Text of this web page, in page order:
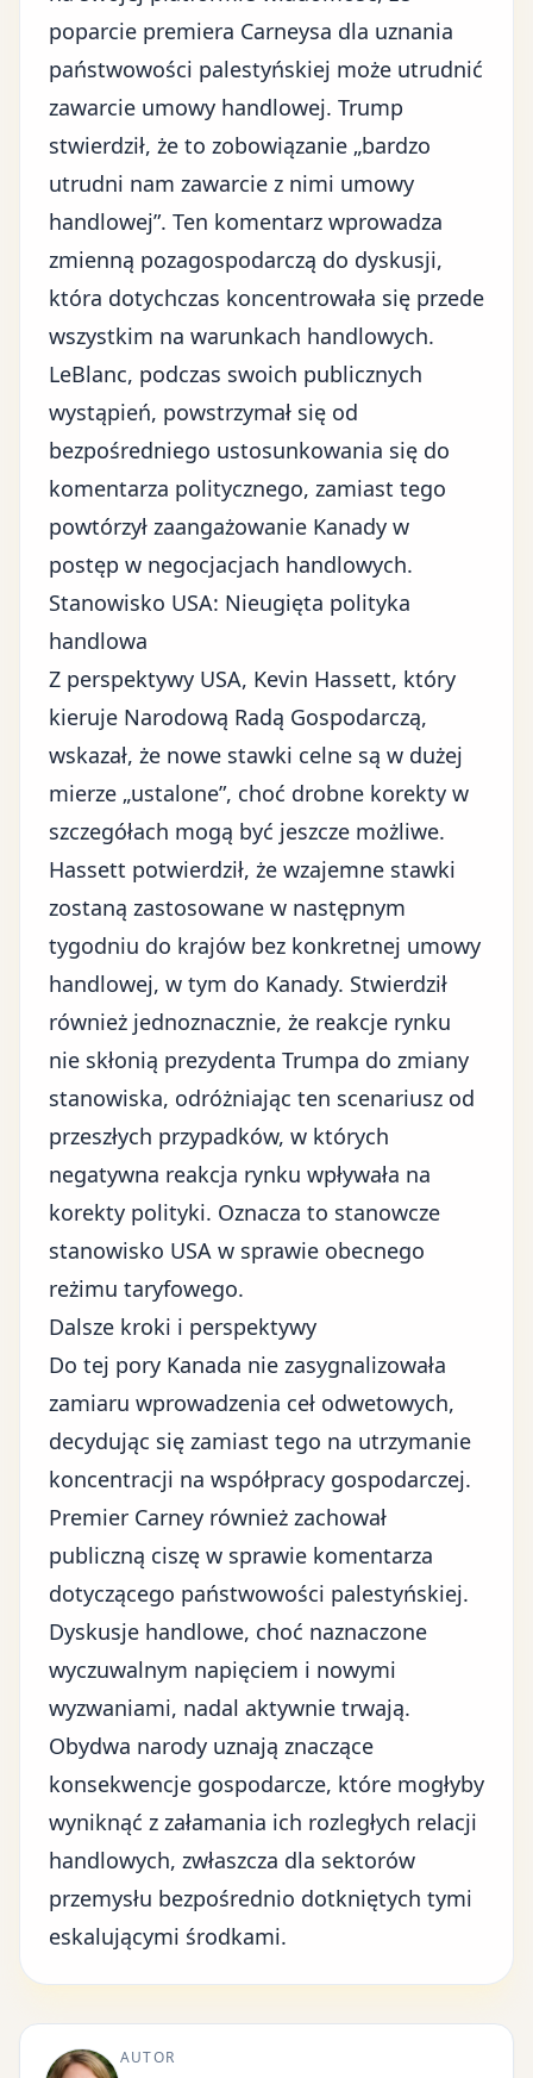
poparcie premiera Carneysa dla uznania
państwowości palestyńskiej może utrudnić
zawarcie umowy handlowej. Trump
stwierdził, że to zobowiązanie „bardzo
utrudni nam zawarcie z nimi umowy
handlowej”. Ten komentarz wprowadza
zmienną pozagospodarczą do dyskusji,
która dotychczas koncentrowała się przede
wszystkim na warunkach handlowych.
LeBlanc, podczas swoich publicznych
wystąpień, powstrzymał się od
bezpośredniego ustosunkowania się do
komentarza politycznego, zamiast tego
powtórzył zaangażowanie Kanady w
postęp w negocjacjach handlowych.
Stanowisko USA: Nieugięta polityka
handlowa
Z perspektywy USA, Kevin Hassett, który
kieruje Narodową Radą Gospodarczą,
wskazał, że nowe stawki celne są w dużej
mierze „ustalone”, choć drobne korekty w
szczegółach mogą być jeszcze możliwe.
Hassett potwierdził, że wzajemne stawki
zostaną zastosowane w następnym
tygodniu do krajów bez konkretnej umowy
handlowej, w tym do Kanady. Stwierdził
również jednoznacznie, że reakcje rynku
nie skłonią prezydenta Trumpa do zmiany
stanowiska, odróżniając ten scenariusz od
przeszłych przypadków, w których
negatywna reakcja rynku wpływała na
korekty polityki. Oznacza to stanowcze
stanowisko USA w sprawie obecnego
reżimu taryfowego.
Dalsze kroki i perspektywy
Do tej pory Kanada nie zasygnalizowała
zamiaru wprowadzenia ceł odwetowych,
decydując się zamiast tego na utrzymanie
koncentracji na współpracy gospodarczej.
Premier Carney również zachował
publiczną ciszę w sprawie komentarza
dotyczącego państwowości palestyńskiej.
Dyskusje handlowe, choć naznaczone
wyczuwalnym napięciem i nowymi
wyzwaniami, nadal aktywnie trwają.
Obydwa narody uznają znaczące
konsekwencje gospodarcze, które mogłyby
wyniknąć z załamania ich rozległych relacji
handlowych, zwłaszcza dla sektorów
przemysłu bezpośrednio dotkniętych tymi
eskalującymi środkami.
AUTOR